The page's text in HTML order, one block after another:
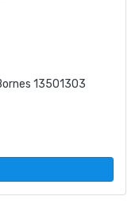
13501303